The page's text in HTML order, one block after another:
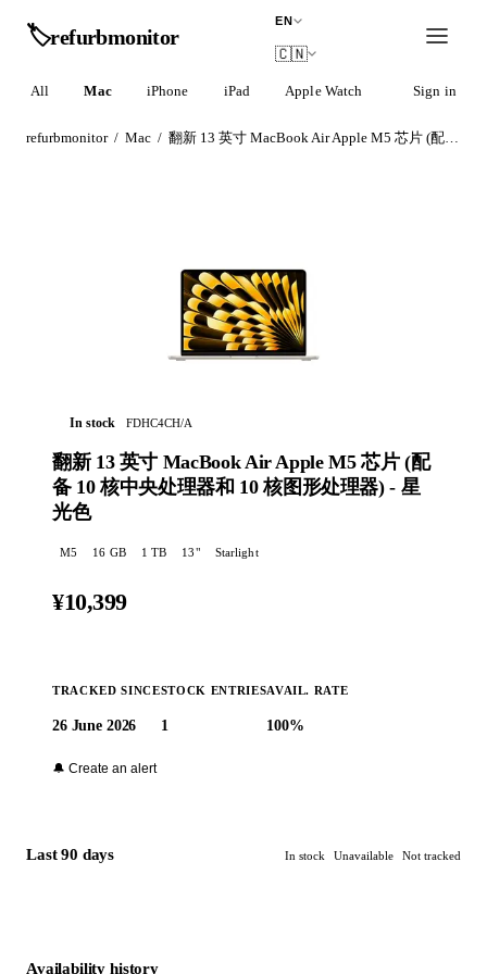
🏷️refurbmonitor
EN
🇨🇳
All Mac iPhone iPad Apple Watch AirPods
Sign in
refurbmonitor / Mac / 翻新 13 英寸 MacBook Air Apple M5 芯片 (配备 10 核中央处理器和 10 核图形处理器) - 星光色
In stock FDHC4CH/A
翻新 13 英寸 MacBook Air Apple M5 芯片 (配
备 10 核中央处理器和 10 核图形处理器) - 星
光色
M5 16 GB 1 TB 13" Starlight
¥10,399
TRACKED SINCE
26 June 2026
STOCK ENTRIES
1
AVAIL. RATE
100%
🔔 Create an alert
Last 90 days In stock Unavailable Not tracked
Availability history